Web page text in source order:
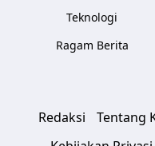
Teknologi
Ragam Berita
Redaksi Tentang